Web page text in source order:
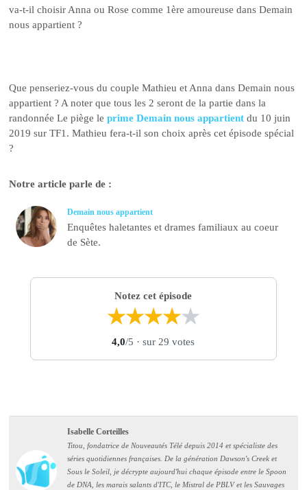
va-t-il choisir Anna ou Rose comme 1ère amoureuse dans Demain
nous appartient ?
Que penseriez-vous du couple Mathieu et Anna dans Demain nous
appartient ? A noter que tous les 2 seront de la partie dans la
randonnée Le piège leprime Demain nous appartient du 10 juin
2019 sur TF1. Mathieu fera-t-il son choix après cet épisode spécial
?
Notre article parle de :
Demain nous appartient
Enquêtes haletantes et drames familiaux au coeur
de Sète.
Notez cet épisode
★★★★★
4,0/5 · sur 29 votes
Isabelle Corteilles
Titou, fondatrice de Nouveautés Télé depuis 2014 et spécialiste des
séries quotidiennes françaises. De la génération Dawson's Creek et
Sous le Soleil, je décrypte aujourd'hui chaque épisode entre le Spoon
de DNA, les marais salants d'ITC, le Mistral de PBLV et les Sauvages